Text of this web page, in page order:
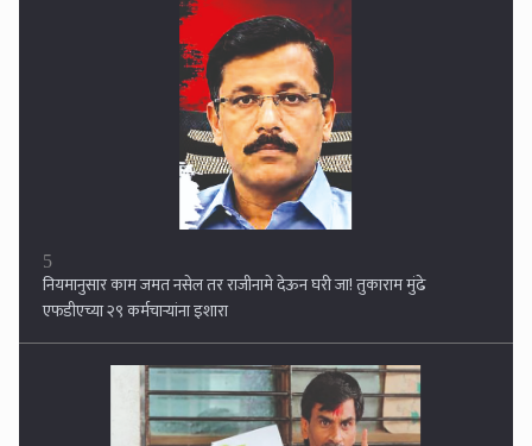
6
फडणवीस - शिंदे यांच्यावर हल्लाबोल !! कुणबी प्रमाणपत्र रद्द झाल्याने मनोज जरांगे
आक्रमक, बावनकुळेंच्या नार्को टेस्टची मागणी...